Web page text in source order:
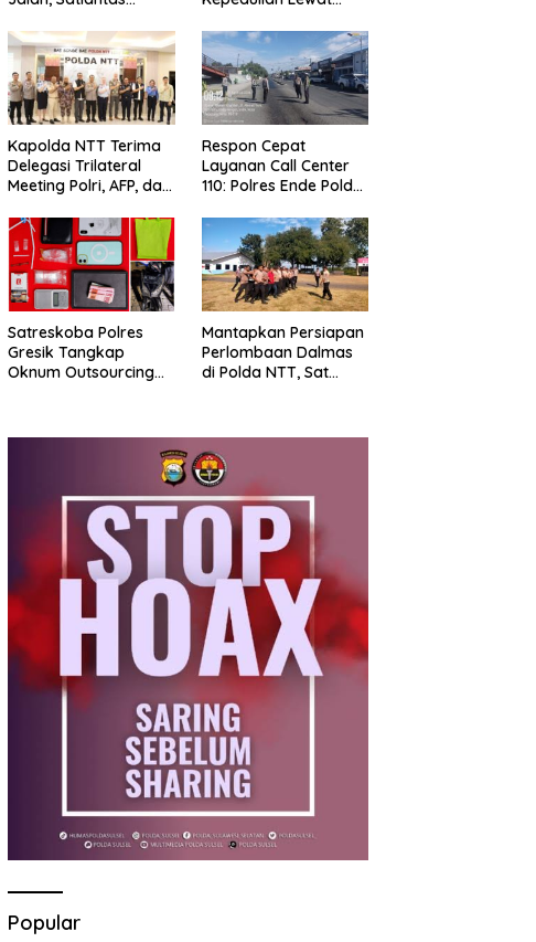
NTT Sisir Jalanan
Lewat Patroli Blue
Light
Berkah Berbagi”
Kapolda NTT Terima
Delegasi Trilateral
Meeting Polri, AFP, dan
Pengamanan
Perbatasan
Respon Cepat
Layanan Call Center
110: Polres Ende Polda
Amankan Tumpahan
Solar Di Simpang Lima
Satreskoba Polres
Gresik Tangkap
Oknum Outsourcing
Mantapkan Persiapan
Perlombaan Dalmas
di Polda NTT, Sat
Kemampuan
Popular